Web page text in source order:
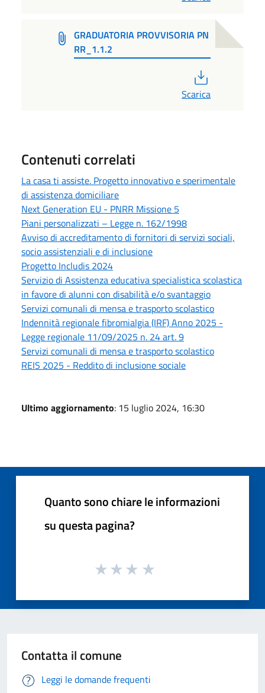
GRADUATORIA PROVVISORIA PN
RR_1.1.2
Scarica
Contenuti correlati
La casa ti assiste. Progetto innovativo e sperimentale
di assistenza domiciliare
Next Generation EU - PNRR Missione 5
Piani personalizzati – Legge n. 162/1998
Avviso di accreditamento di fornitori di servizi sociali,
socio assistenziali e di inclusione
Progetto Includis 2024
Servizio di Assistenza educativa specialistica scolastica
in favore di alunni con disabilità e/o svantaggio
Servizi comunali di mensa e trasporto scolastico
Indennità regionale fibromialgia (IRF) Anno 2025 -
Legge regionale 11/09/2025 n. 24 art. 9
Servizi comunali di mensa e trasporto scolastico
REIS 2025 - Reddito di inclusione sociale
Ultimo aggiornamento: 15 luglio 2024, 16:30
Quanto sono chiare le informazioni
su questa pagina?
Contatta il comune
Leggi le domande frequenti